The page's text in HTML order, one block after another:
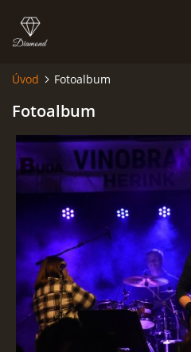
Kapela BUMERANG
Poříčany okr. Kolín
+420 724 629 042
kapelabumerang@gmail.com
© 2026 eStránky.cz
Úvod Fotoalbum
Fotoalbum